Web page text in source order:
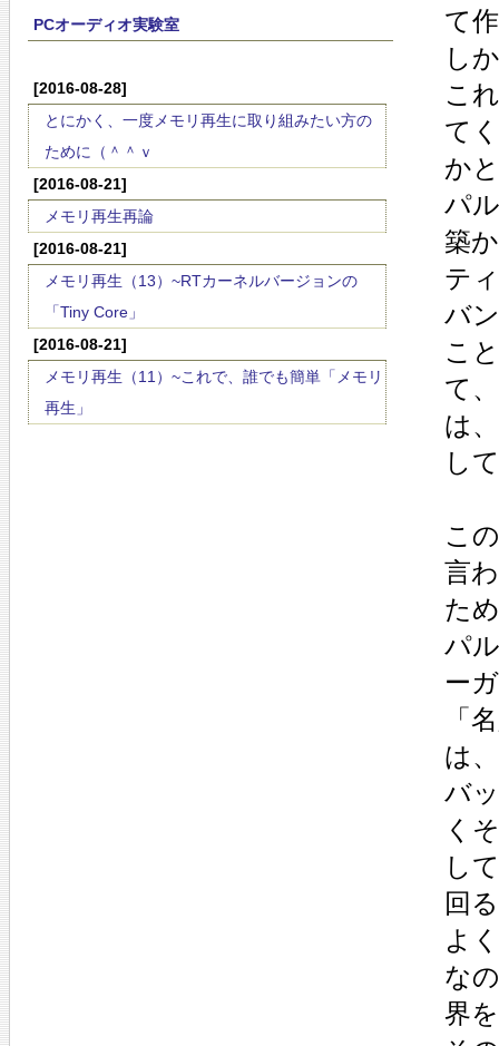
PCオーディオ実験室
[2016-08-28]
とにかく、一度メモリ再生に取り組みたい方の
ために（＾＾ｖ
[2016-08-21]
メモリ再生再論
[2016-08-21]
メモリ再生（13）~RTカーネルバージョンの
「Tiny Core」
[2016-08-21]
メモリ再生（11）~これで、誰でも簡単「メモリ
再生」
て
し
こ
て
か
パ
築
テ
バ
こ
て
は
し
こ
言
た
パ
ー
「
は
バ
く
し
回
よ
な
界